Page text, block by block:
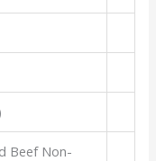
Beef Non-